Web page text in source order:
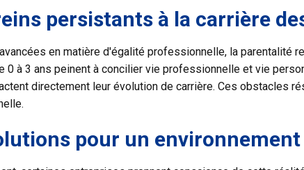
persistants à la carrière
en matière d'égalité professionnelle, la parentalité
0 à 3 ans peinent à concilier vie professionnelle et vie
directement leur évolution de carrière. Ces obstacles
pour un